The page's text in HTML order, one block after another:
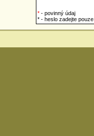
* - povinný údaj
* - heslo zadejte